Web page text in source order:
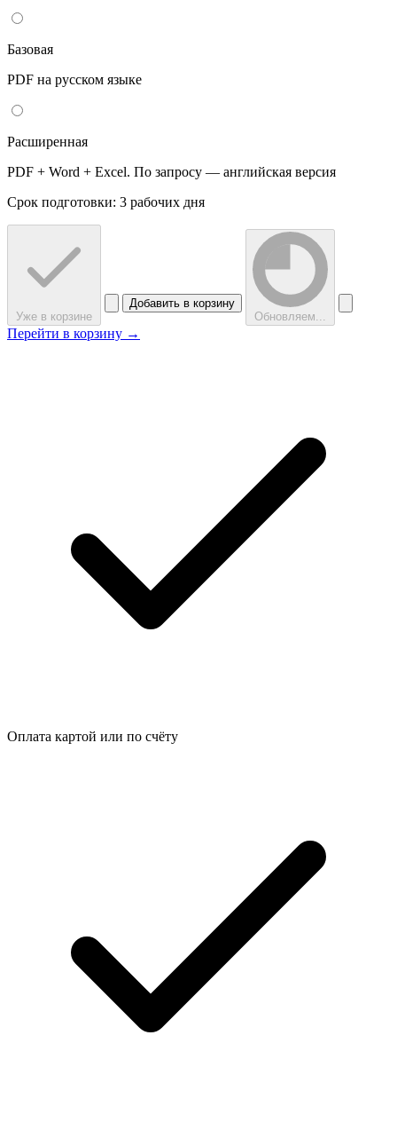
Базовая
PDF на русском языке
Расширенная
PDF + Word + Excel. По запросу — английская версия
Срок подготовки: 3 рабочих дня
Уже в корзине
Добавить в корзину
Обновляем...
Перейти в корзину →
Оплата картой или по счёту